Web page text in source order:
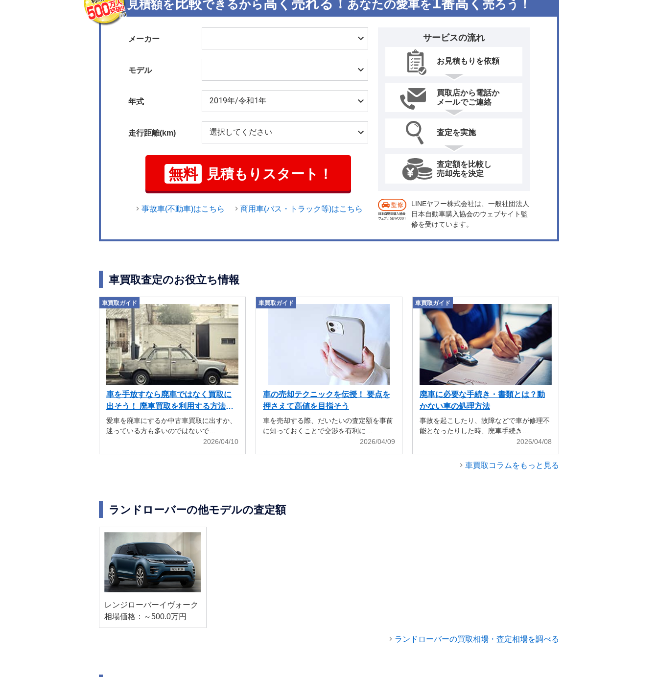
見積額を 比較できるから高く売れる！ あなたの愛車を 番高く 売ろう！
メーカー
モデル
年式
走行距離(km)
無料 見積もりスタート！
事故車(不動車)はこちら 商用車(バス・トラック等)はこちら
サービスの流れ
お見積もりを依頼
買取店から電話か
メールでご連絡
査定を実施
査定額を比較し
売却先を決定
LINEヤフー株式会社は、一般社団法人
日本自動車購入協会のウェブサイト監
修を受けています。
車買取査定のお役立ち情報
車買取ガイド
車を手放すなら廃車ではなく買取に
出そう！ 廃車買取を利用する方法も
解説
愛車を廃車にするか中古車買取に出すか、
迷っている方も多いのではないで…
2026/04/10
車買取ガイド
車の売却テクニックを伝授！ 要点を
押さえて高値を目指そう
車を売却する際、だいたいの査定額を事前
に知っておくことで交渉を有利に…
2026/04/09
車買取ガイド
廃車に必要な手続き・書類とは？動
かない車の処理方法
事故を起こしたり、故障などで車が修理不
能となったりした時、廃車手続き…
2026/04/08
車買取コラムをもっと見る
ランドローバーの他モデルの査定額
レンジローバーイヴォーク
相場価格：～500.0万円
ランドローバーの買取相場・査定相場を調べる